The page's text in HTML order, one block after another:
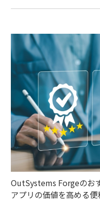
OutSystems Forgeのお
アプリの価値を高める便